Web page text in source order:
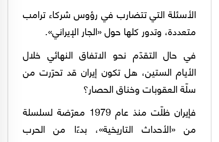
الأسئلة التي تتضارب في رؤوس شركاء ترامب
متعددة، وتدور كلها حول «الجار الإيراني».
في حال التقدّم نحو الاتفاق النهائي خلال
الأيام الستين، هل تكون إيران قد تحرّرت من
سلّة العقوبات وخناق الحصار؟
فإيران ظلّت منذ عام 1979 معرّضة لسلسلة
من «الأحداث التاريخية»، بدءًا من الحرب